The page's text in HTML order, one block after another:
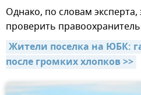
Однако, по словам
проверить
Жители поселка на ЮБК:
после громких хлопков >>